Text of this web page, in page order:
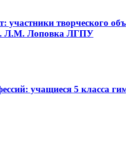
участники творческого
Л.М. Лоповка ЛГПУ
учащиеся 5 класса